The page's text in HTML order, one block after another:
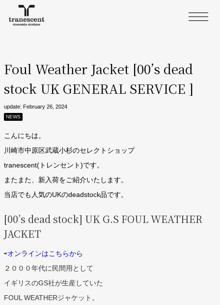
Foul Weather Jacket [00’s dead
stock UK GENERAL SERVICE ]
update: February 26, 2024
NEWS
こんにちは。
川崎市中原区武蔵小杉のセレクトショップ
tranescent(トレンセント)です。
またまた、新入荷をご紹介いたします。
当店でも人気のUKのdeadstock品です。
[00’s dead stock] UK G.S FOUL WEATHER
JACKET
⇨オンラインはこちらから
２０００年代に民間用として
イギリスのGS社が生産していた
FOUL WEATHERジャケット。